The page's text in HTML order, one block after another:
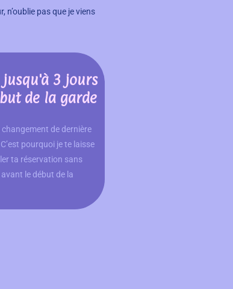
pas que je viens
3 jours
de la garde
de dernière
pourquoi je te laisse
ta réservation sans
le début de la